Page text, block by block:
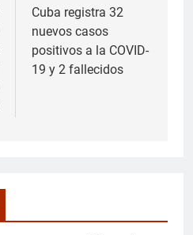
Cuba registra 32
nuevos casos
positivos a la COVID-
19 y 2 fallecidos